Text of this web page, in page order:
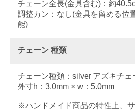
チェーン全長(金具含む)：約
調整カン：なし(金具を留める位
能)
チェーン 種類
チェーン種類：silver アズキチェ
外寸h：3.0mm × w：5.0mm
※ハンドメイド商品の特性上、